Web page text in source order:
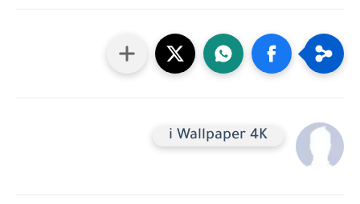
i Wallpaper 4K